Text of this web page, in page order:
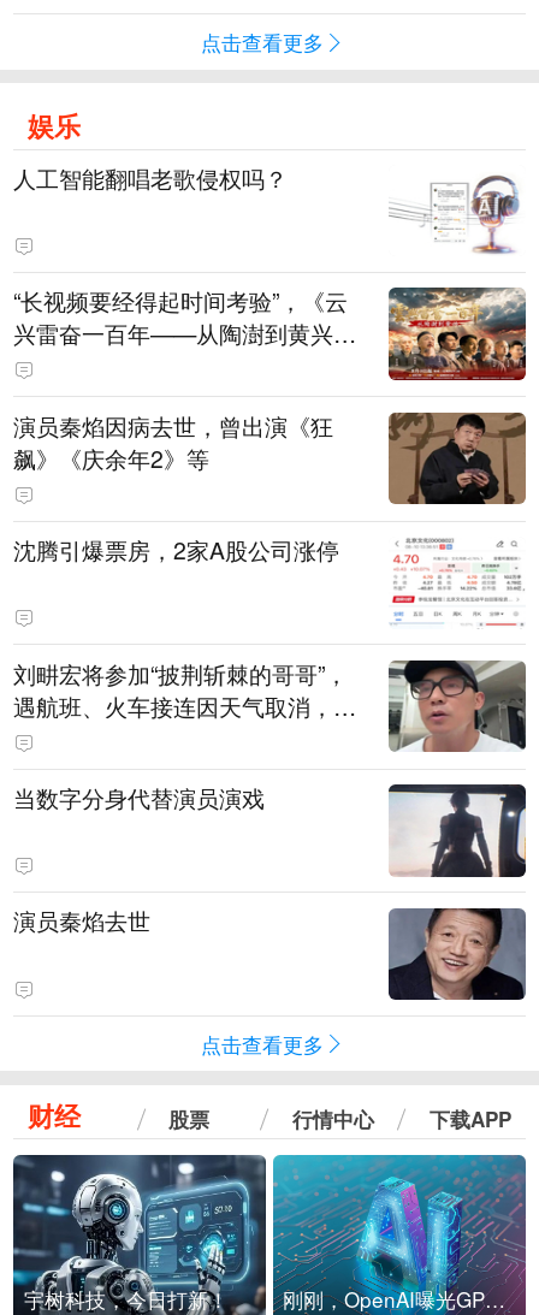
点击查看更多
娱乐
人工智能翻唱老歌侵权吗？
“长视频要经得起时间考验”，《云
兴雷奋一百年——从陶澍到黄兴》
主创揭秘幕后
演员秦焰因病去世，曾出演《狂
飙》《庆余年2》等
沈腾引爆票房，2家A股公司涨停
刘畊宏将参加“披荆斩棘的哥哥”，
遇航班、火车接连因天气取消，本
人回应：录节目太披荆斩棘了，还
得先乘风破浪
当数字分身代替演员演戏
演员秦焰去世
点击查看更多
财经 股票 行情中心 下载APP
宇树科技，今日打新！ 刚刚，OpenAI曝光GPT-6！传10万亿参数，8月强行发布